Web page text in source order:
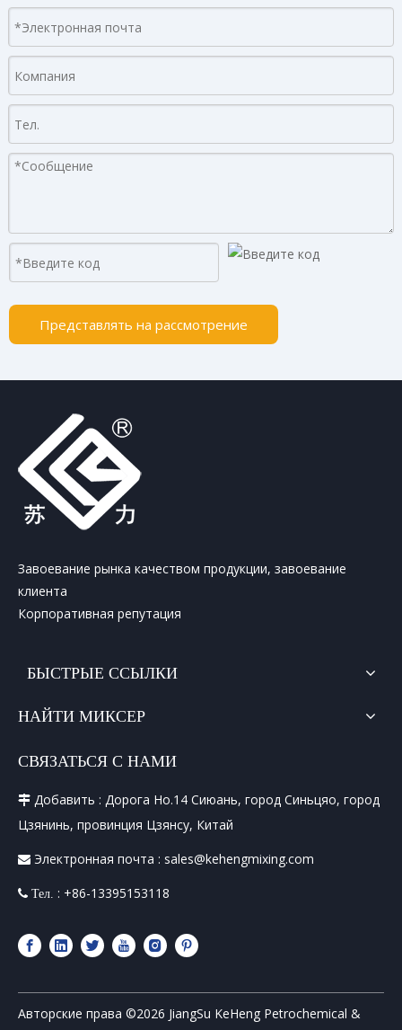
Представлять на рассмотрение
Завоевание рынка качеством продукции, завоевание
клиента
Корпоративная репутация
БЫСТРЫЕ ССЫЛКИ
НАЙТИ МИКСЕР
СВЯЗАТЬСЯ С НАМИ
 Добавить : Дорога Но.14 Сиюань, город Синьцяо, город
Цзянинь, провинция Цзянсу, Китай
 Электронная почта : sales@kehengmixing.com
 Тел. : +86-13395153118
Авторские права ©2026 JiangSu KeHeng Petrochemical &